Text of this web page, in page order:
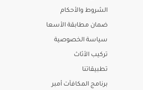
الشروط والأحكام
ضمان مطابقة الأسعا
سياسة الخصوصية
تركيب الأثاث
تطبيقاتنا
برنامج المكافآت أمبر